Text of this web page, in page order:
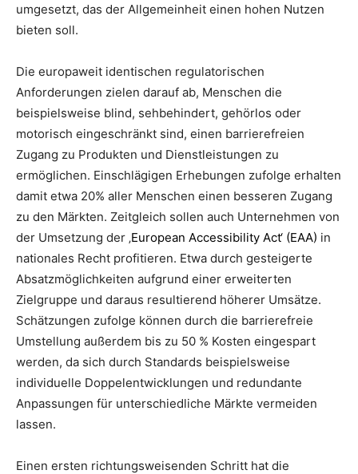
umgesetzt, das der Allgemeinheit einen hohen Nutzen
bieten soll.
Die europaweit identischen regulatorischen
Anforderungen zielen darauf ab, Menschen die
beispielsweise blind, sehbehindert, gehörlos oder
motorisch eingeschränkt sind, einen barrierefreien
Zugang zu Produkten und Dienstleistungen zu
ermöglichen. Einschlägigen Erhebungen zufolge erhalten
damit etwa 20% aller Menschen einen besseren Zugang
zu den Märkten. Zeitgleich sollen auch Unternehmen von
der Umsetzung der ‚European Accessibility Act‘ (EAA) in
nationales Recht profitieren. Etwa durch gesteigerte
Absatzmöglichkeiten aufgrund einer erweiterten
Zielgruppe und daraus resultierend höherer Umsätze.
Schätzungen zufolge können durch die barrierefreie
Umstellung außerdem bis zu 50 % Kosten eingespart
werden, da sich durch Standards beispielsweise
individuelle Doppelentwicklungen und redundante
Anpassungen für unterschiedliche Märkte vermeiden
lassen.
Einen ersten richtungsweisenden Schritt hat die